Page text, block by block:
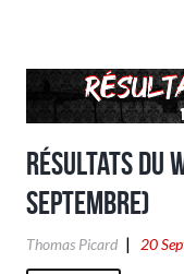
Résultats du
Septembre)
Thomas Picard 20